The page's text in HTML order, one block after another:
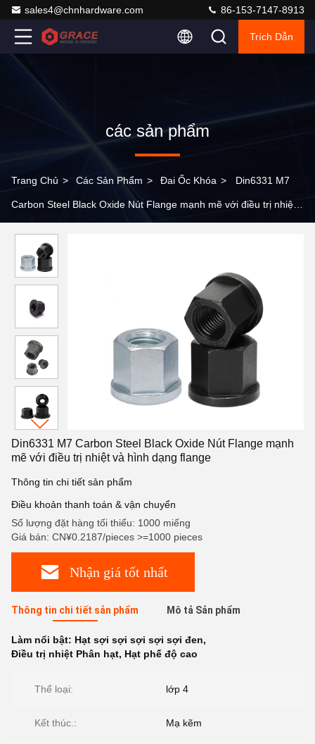
sales4@chnhardware.com 86-153-7147-8913
Trích Dẫn
các sản phẩm
Trang Chủ > Các Sản Phẩm > Đai Ốc Khóa > Din6331 M7
Carbon Steel Black Oxide Nút Flange mạnh mẽ với điều trị nhiệt
Din6331 M7 Carbon Steel Black Oxide Nút Flange mạnh
mẽ với điều trị nhiệt và hình dạng flange
Thông tin chi tiết sản phẩm
Điều khoản thanh toán & vận chuyển
Số lượng đặt hàng tối thiểu: 1000 miếng
Giá bán: CN¥0.2187/pieces >=1000 pieces
Nhận giá tốt nhất
Thông tin chi tiết sản phẩm Mô tả Sản phẩm
Làm nổi bật: Hạt sợi sợi sợi sợi sợi đen,
Điều trị nhiệt Phân hạt, Hạt phế độ cao
Thể loại: lớp 4
Kết thúc.: Mạ kẽm